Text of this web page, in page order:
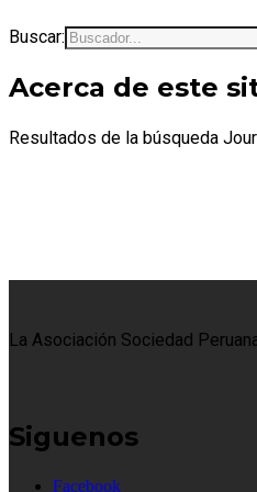
Buscar:
Acerca de este
Resultados de la búsqueda
La Asociación Sociedad
Siguenos
Facebook